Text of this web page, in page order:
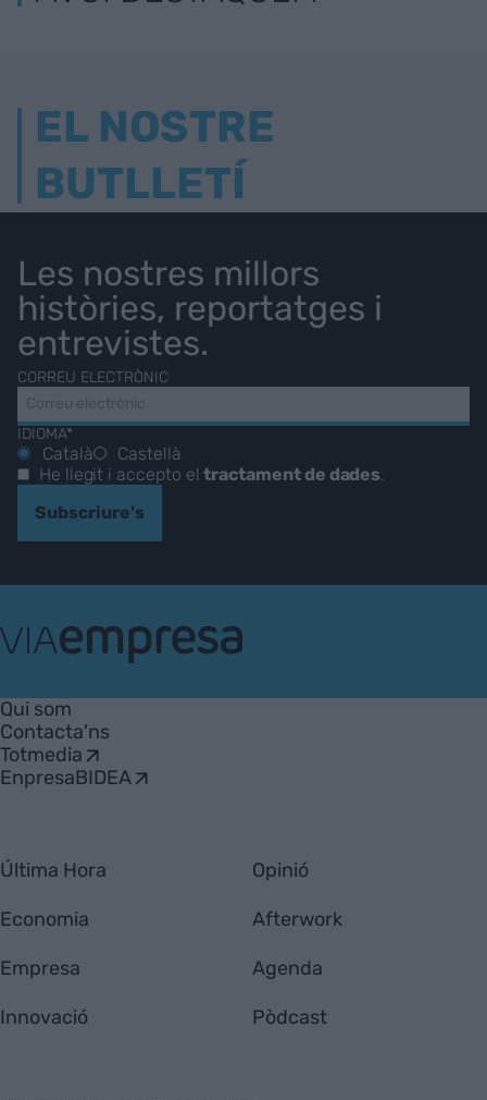
EL NOSTRE
BUTLLETÍ
Les nostres millors
històries, reportatges i
entrevistes.
CORREU ELECTRÒNIC
IDIOMA*
Català
Castellà
He llegit i accepto eltractament de dades.
Subscriure's
Empresa
Qui som
Contacta'ns
Totmedia
EnpresaBIDEA
Última Hora
Economia
Empresa
Innovació
Opinió
Afterwork
Agenda
Pòdcast